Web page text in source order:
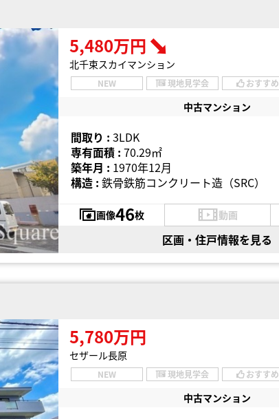
5,480万円
北千束スカイマンション
NEW 現地見学会 おすすめ
中古マンション
間取り : 3LDK
専有面積 : 70.29㎡
築年月 : 1970年12月
構造 : 鉄骨鉄筋コンクリート造（SRC）
画像46枚 動画
区画・住戸情報を見る
5,780万円
セザール長原
NEW 現地見学会 おすすめ
中古マンション